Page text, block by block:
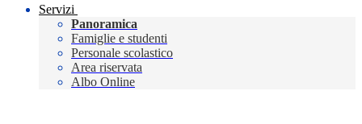
Servizi
Panoramica
Famiglie e studenti
Personale scolastico
Area riservata
Albo Online